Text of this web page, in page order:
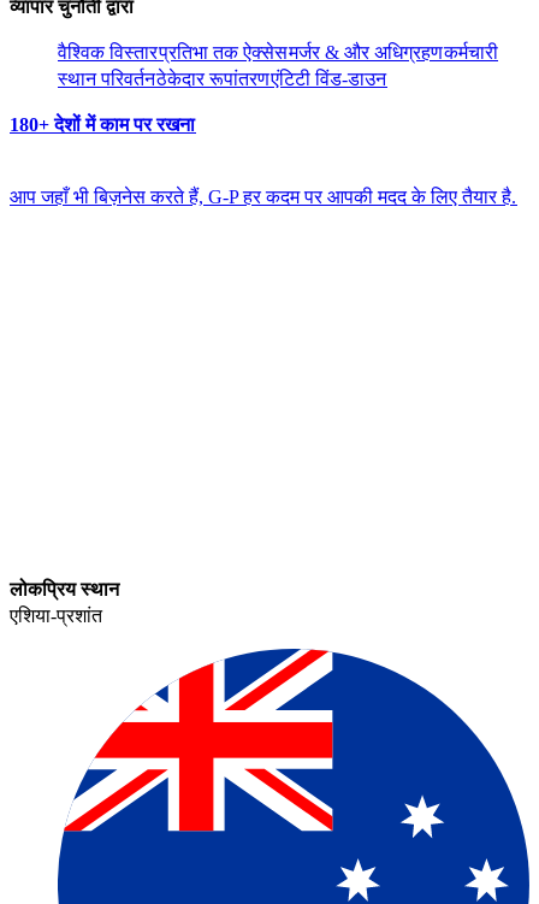
व्यापार चुनौती द्वारा​​
वैश्विक विस्तार​​प्रतिभा तक ऐक्सेस​​मर्जर & और अधिग्रहण​​कर्मचारी
स्थान परिवर्तन​​ठेकेदार रूपांतरण​​एंटिटी विंड-डाउन​​
180+ देशों में काम पर रखना​​
आप जहाँ भी बिज़नेस करते हैं, G-P हर कदम पर आपकी मदद के लिए तैयार है.​​
लोकप्रिय स्थान​​
एशिया-प्रशांत​​